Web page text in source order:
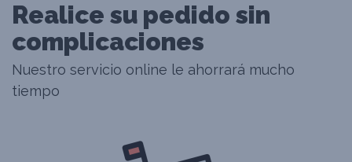
Realice su pedido sin
complicaciones
Nuestro servicio online le ahorrará mucho
tiempo